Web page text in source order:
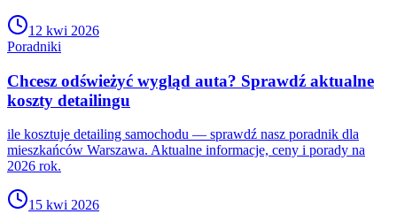
12 kwi 2026
Poradniki
Chcesz odświeżyć wygląd auta? Sprawdź aktualne
koszty detailingu
ile kosztuje detailing samochodu — sprawdź nasz poradnik dla
mieszkańców Warszawa. Aktualne informacje, ceny i porady na
2026 rok.
15 kwi 2026